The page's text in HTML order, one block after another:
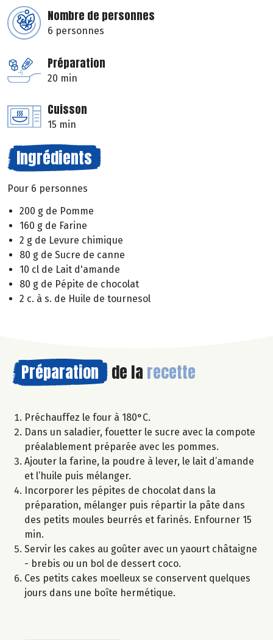
Nombre de personnes
6 personnes
Préparation
20 min
Cuisson
15 min
Ingrédients
Pour 6 personnes
200 g de Pomme
160 g de Farine
2 g de Levure chimique
80 g de Sucre de canne
10 cl de Lait d'amande
80 g de Pépite de chocolat
2 c. à s. de Huile de tournesol
Préparation de la recette
Préchauffez le four à 180°C.
Dans un saladier, fouetter le sucre avec la compote
préalablement préparée avec les pommes.
Ajouter la farine, la poudre à lever, le lait d’amande
et l’huile puis mélanger.
Incorporer les pépites de chocolat dans la
préparation, mélanger puis répartir la pâte dans
des petits moules beurrés et farinés. Enfourner 15
min.
Servir les cakes au goûter avec un yaourt châtaigne
- brebis ou un bol de dessert coco.
Ces petits cakes moelleux se conservent quelques
jours dans une boîte hermétique.